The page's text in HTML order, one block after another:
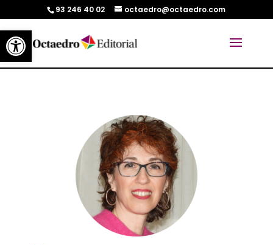
Abrir barra de herramientas
93 246 40 02 octaedro@octaedro.com